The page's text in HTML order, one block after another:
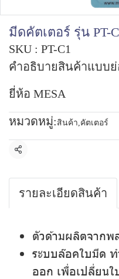
มีดคัตเตอร์ รุ่น PT-
SKU : PT-C1
คำอธิบายสินค้าแบบย่
ยี่ห้อ MESA
หมวดหมู่: สินค้า,คัตเตอร์
แชร์
รายละเอียดสินค้า
ตัวด้ามผลิตจากพ
ระบบล๊อคใบมีด
ออก เพื่อเปลี่ยนใ